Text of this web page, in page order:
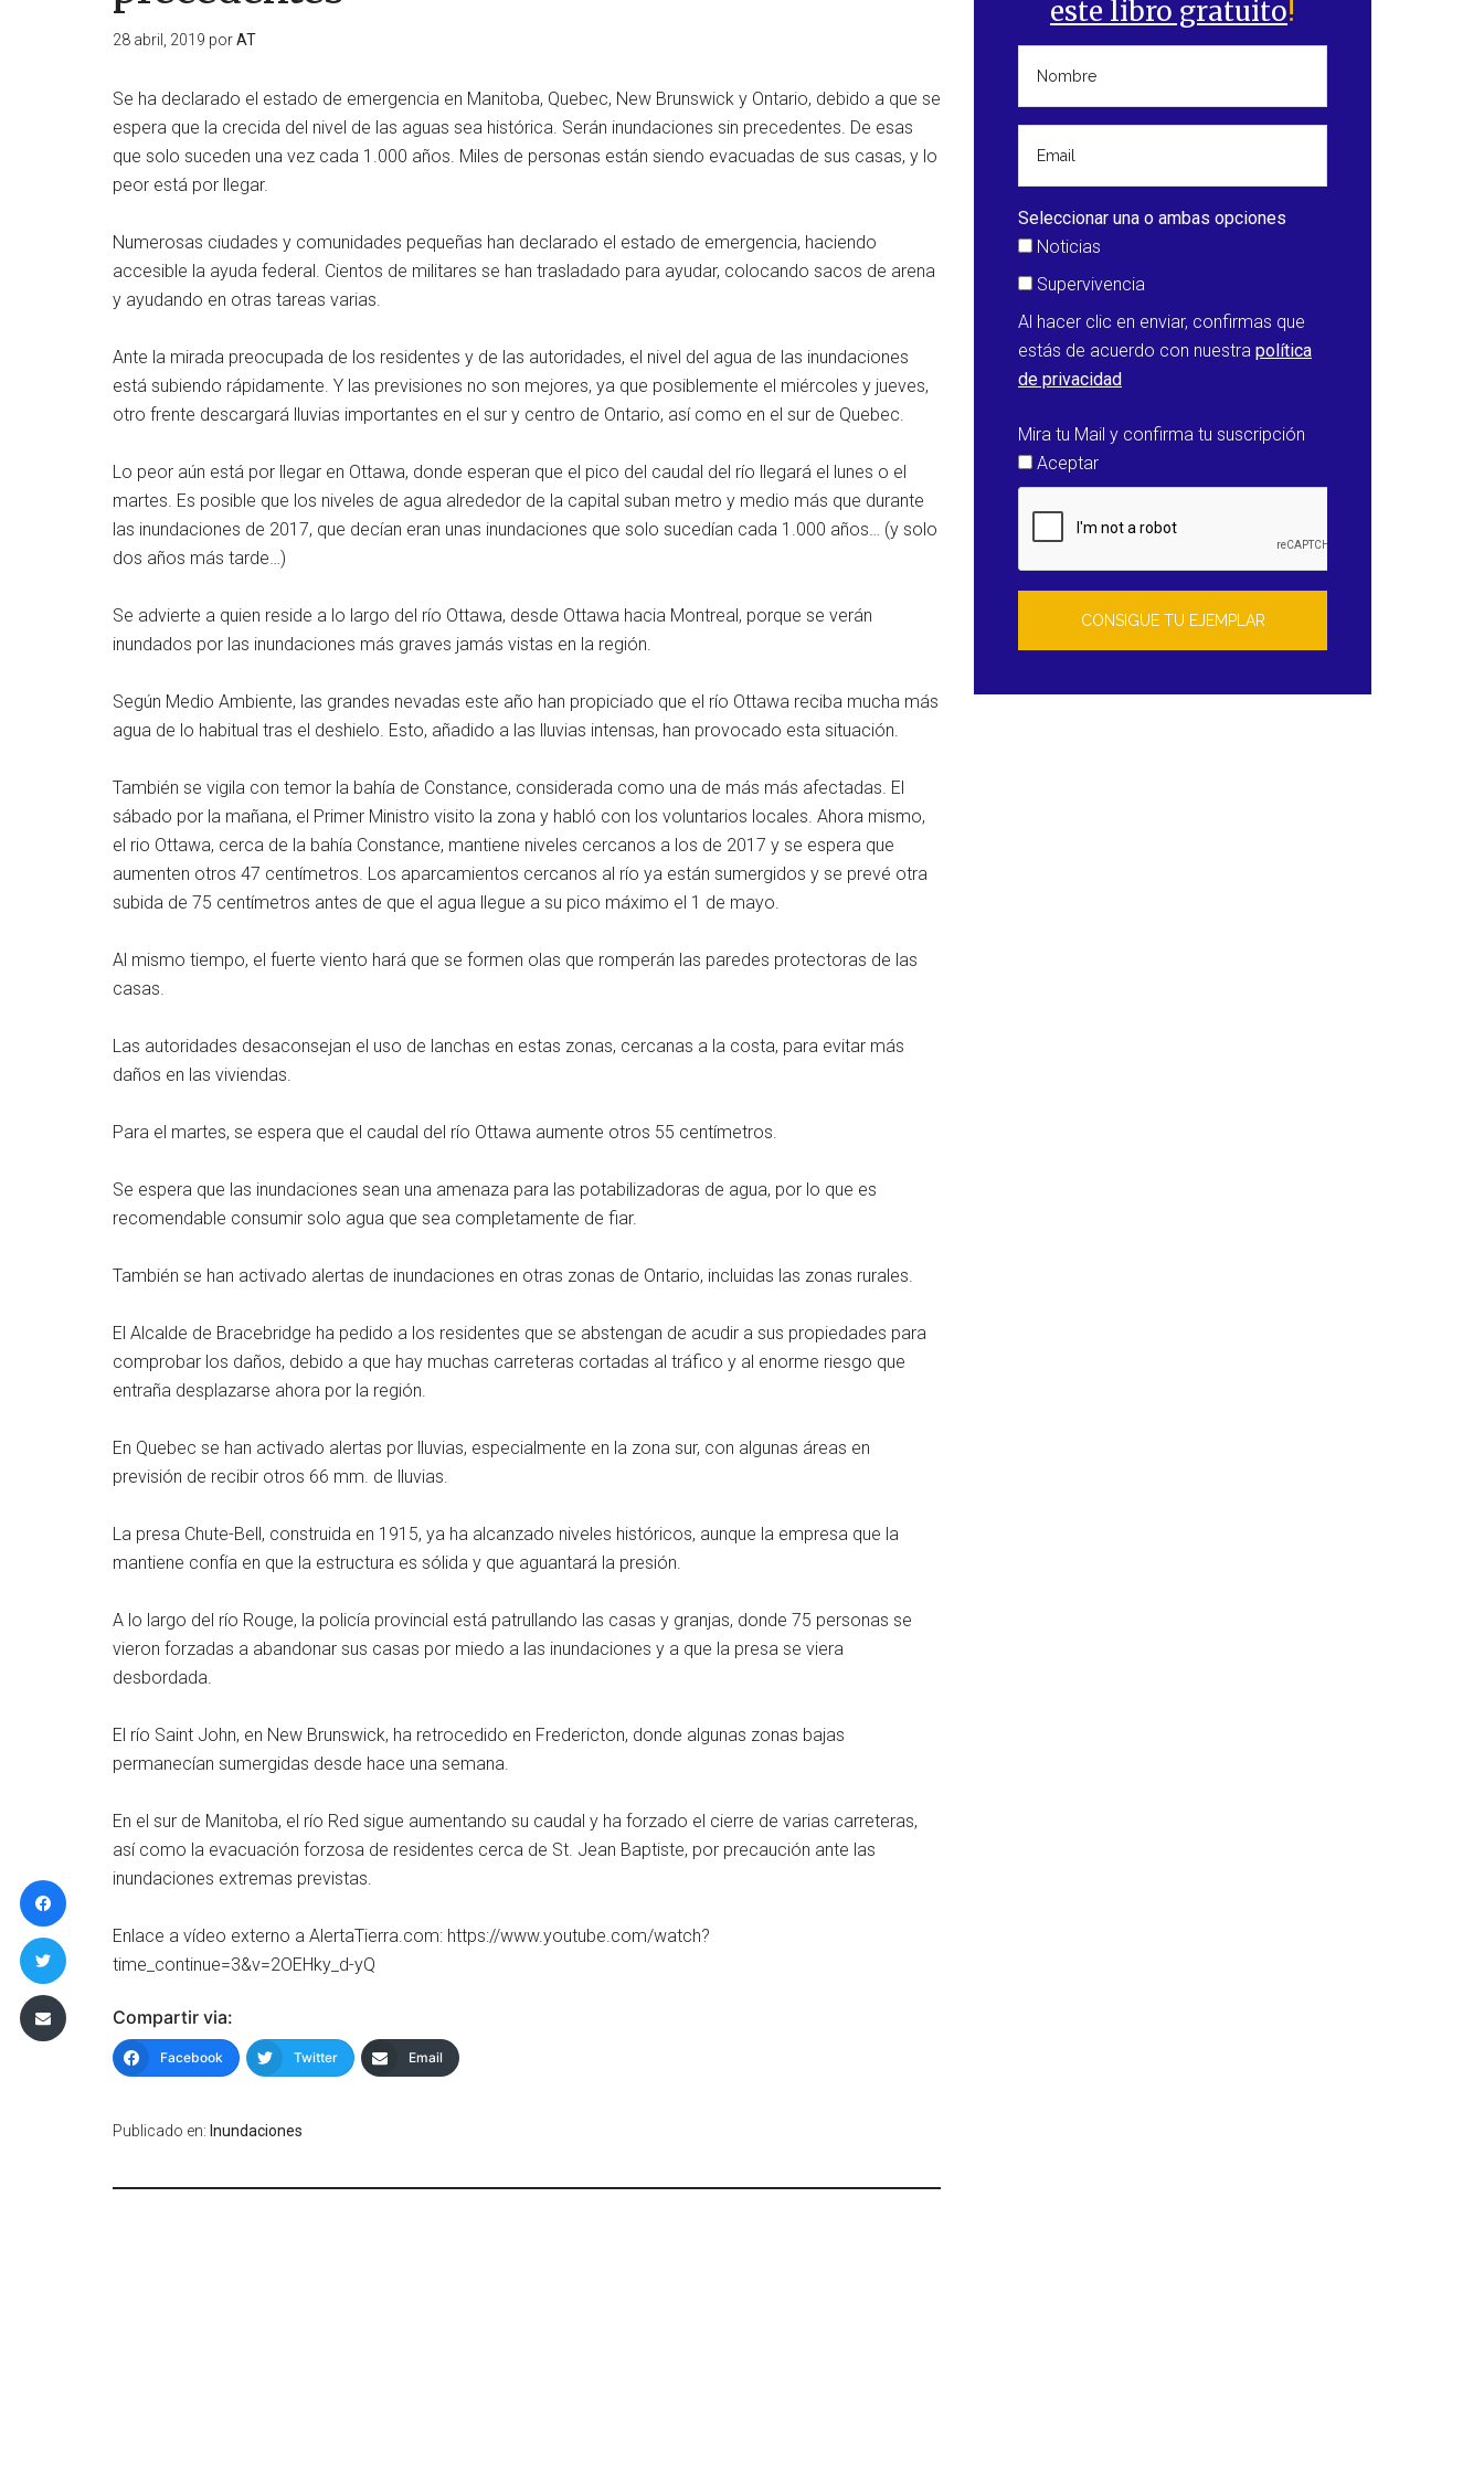
28 abril, 2019 porAT
Se ha declarado el estado de emergencia en Manitoba, Quebec, New Brunswick y Ontario, debido a que se
espera que la crecida del nivel de las aguas sea histórica. Serán inundaciones sin precedentes. De esas
que solo suceden una vez cada 1.000 años. Miles de personas están siendo evacuadas de sus casas, y lo
peor está por llegar.
Numerosas ciudades y comunidades pequeñas han declarado el estado de emergencia, haciendo
accesible la ayuda federal. Cientos de militares se han trasladado para ayudar, colocando sacos de arena
y ayudando en otras tareas varias.
Ante la mirada preocupada de los residentes y de las autoridades, el nivel del agua de las inundaciones
está subiendo rápidamente. Y las previsiones no son mejores, ya que posiblemente el miércoles y jueves,
otro frente descargará lluvias importantes en el sur y centro de Ontario, así como en el sur de Quebec.
Lo peor aún está por llegar en Ottawa, donde esperan que el pico del caudal del río llegará el lunes o el
martes. Es posible que los niveles de agua alrededor de la capital suban metro y medio más que durante
las inundaciones de 2017, que decían eran unas inundaciones que solo sucedían cada 1.000 años… (y solo
dos años más tarde…)
Se advierte a quien reside a lo largo del río Ottawa, desde Ottawa hacia Montreal, porque se verán
inundados por las inundaciones más graves jamás vistas en la región.
Según Medio Ambiente, las grandes nevadas este año han propiciado que el río Ottawa reciba mucha más
agua de lo habitual tras el deshielo. Esto, añadido a las lluvias intensas, han provocado esta situación.
También se vigila con temor la bahía de Constance, considerada como una de más más afectadas. El
sábado por la mañana, el Primer Ministro visito la zona y habló con los voluntarios locales. Ahora mismo,
el rio Ottawa, cerca de la bahía Constance, mantiene niveles cercanos a los de 2017 y se espera que
aumenten otros 47 centímetros. Los aparcamientos cercanos al río ya están sumergidos y se prevé otra
subida de 75 centímetros antes de que el agua llegue a su pico máximo el 1 de mayo.
Al mismo tiempo, el fuerte viento hará que se formen olas que romperán las paredes protectoras de las
casas.
Las autoridades desaconsejan el uso de lanchas en estas zonas, cercanas a la costa, para evitar más
daños en las viviendas.
Para el martes, se espera que el caudal del río Ottawa aumente otros 55 centímetros.
Se espera que las inundaciones sean una amenaza para las potabilizadoras de agua, por lo que es
recomendable consumir solo agua que sea completamente de fiar.
También se han activado alertas de inundaciones en otras zonas de Ontario, incluidas las zonas rurales.
El Alcalde de Bracebridge ha pedido a los residentes que se abstengan de acudir a sus propiedades para
comprobar los daños, debido a que hay muchas carreteras cortadas al tráfico y al enorme riesgo que
entraña desplazarse ahora por la región.
En Quebec se han activado alertas por lluvias, especialmente en la zona sur, con algunas áreas en
previsión de recibir otros 66 mm. de lluvias.
La presa Chute-Bell, construida en 1915, ya ha alcanzado niveles históricos, aunque la empresa que la
mantiene confía en que la estructura es sólida y que aguantará la presión.
A lo largo del río Rouge, la policía provincial está patrullando las casas y granjas, donde 75 personas se
vieron forzadas a abandonar sus casas por miedo a las inundaciones y a que la presa se viera
desbordada.
El río Saint John, en New Brunswick, ha retrocedido en Fredericton, donde algunas zonas bajas
permanecían sumergidas desde hace una semana.
En el sur de Manitoba, el río Red sigue aumentando su caudal y ha forzado el cierre de varias carreteras,
así como la evacuación forzosa de residentes cerca de St. Jean Baptiste, por precaución ante las
inundaciones extremas previstas.
Enlace a vídeo externo a AlertaTierra.com: https://www.youtube.com/watch?
time_continue=3&v=2OEHky_d-yQ
Compartir via:
Facebook Twitter Email
Publicado en: Inundaciones
este libro gratuito!
Seleccionar una o ambas opciones
Noticias
Supervivencia
Al hacer clic en enviar, confirmas que
estás de acuerdo con nuestra política
de privacidad
Mira tu Mail y confirma tu suscripción
Aceptar